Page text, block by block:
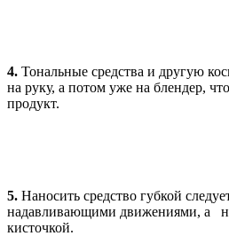
4. Тональные средства и другую
на руку, а потом уже на блендер,
продукт.
5. Наносить средство губкой
надавливающими движениями, а
кисточкой.